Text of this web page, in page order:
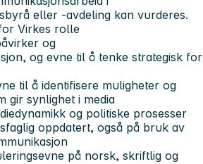
eller -avdeling kan vurderes.
Virkes rolle
og
og evne til å tenke strategisk for
til å identifisere muligheter og
gir synlighet i media
og politiske prosesser
oppdatert, også på bruk av
på norsk, skriftlig og